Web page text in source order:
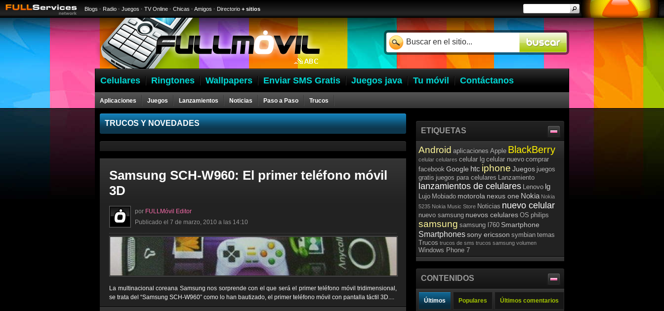
Blogs · Radio · Juegos · TV Online · Chicas · Amigos · Directorio + sitios
Celulares Ringtones Wallpapers Enviar SMS Gratis Juegos java Tu móvil Contáctanos
Aplicaciones Juegos Lanzamientos Noticias Paso a Paso Trucos
Celulares
TRUCOS Y NOVEDADES
Samsung SCH-W960: El primer teléfono móvil
3D
por FULLMóvil Editor
Publicado el 7 de marzo, 2010 a las 14:10
La multinacional coreana Samsung nos sorprende con el que será el primer teléfono móvil tridimensional,
se trata del “Samsung SCH-W960” como lo han bautizado, el primer teléfono móvil con pantalla táctil 3D....
ETIQUETAS
Android aplicaciones Apple BlackBerry
celular celulares celular lg celular nuevo comprar
facebook Google htc iphone Juegos juegos
gratis juegos para celulares Lanzamiento
lanzamientos de celulares Lenovo lg
Lujo Mobiado motorola nexus one Nokia Nokia
5235 Nokia Music Store Noticias nuevo celular
nuevo samsung nuevos celulares OS philips
samsung samsung l760 Smartphone
Smartphonessony ericsson symbian temas
Trucos trucos de sms trucos samsung volumen
Windows Phone 7
CONTENIDOS
Últimos Populares Últimos comentarios